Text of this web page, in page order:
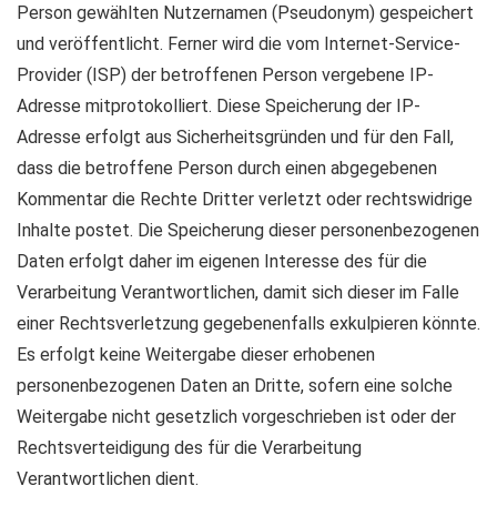
Person gewählten Nutzernamen (Pseudonym) gespeichert
und veröffentlicht. Ferner wird die vom Internet-Service-
Provider (ISP) der betroffenen Person vergebene IP-
Adresse mitprotokolliert. Diese Speicherung der IP-
Adresse erfolgt aus Sicherheitsgründen und für den Fall,
dass die betroffene Person durch einen abgegebenen
Kommentar die Rechte Dritter verletzt oder rechtswidrige
Inhalte postet. Die Speicherung dieser personenbezogenen
Daten erfolgt daher im eigenen Interesse des für die
Verarbeitung Verantwortlichen, damit sich dieser im Falle
einer Rechtsverletzung gegebenenfalls exkulpieren könnte.
Es erfolgt keine Weitergabe dieser erhobenen
personenbezogenen Daten an Dritte, sofern eine solche
Weitergabe nicht gesetzlich vorgeschrieben ist oder der
Rechtsverteidigung des für die Verarbeitung
Verantwortlichen dient.